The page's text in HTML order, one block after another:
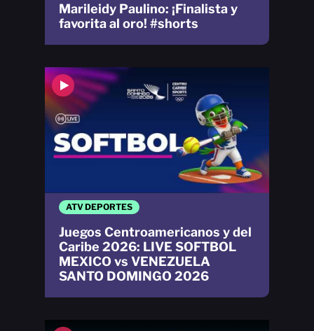
Marileidy Paulino: ¡Finalista y
favorita al oro! #shorts
ATV DEPORTES
Juegos Centroamericanos y del
Caribe 2026: LIVE SOFTBOL
MEXICO vs VENEZUELA
SANTO DOMINGO 2026